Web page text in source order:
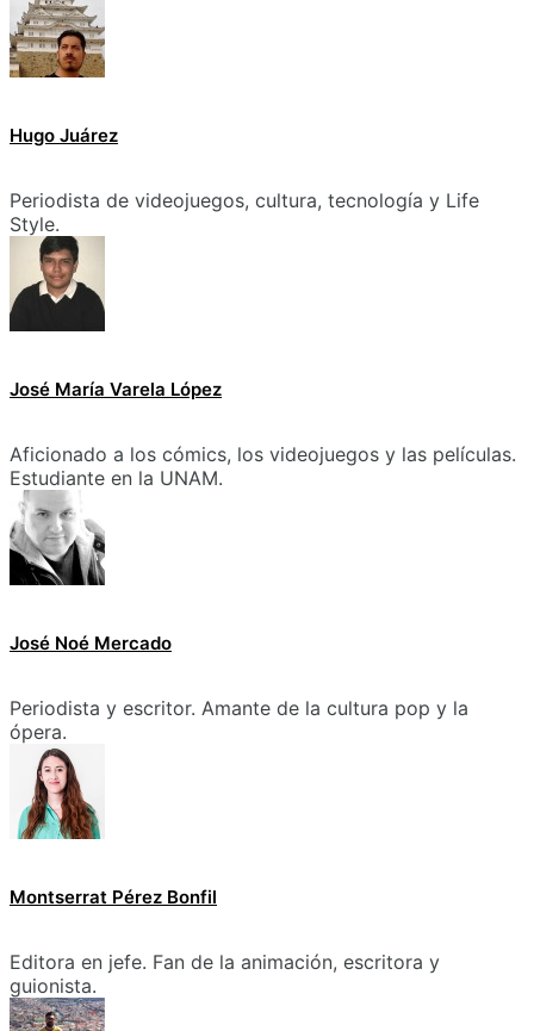
Hugo Juárez
Periodista de videojuegos, cultura, tecnología y Life
Style.
José María Varela López
Aficionado a los cómics, los videojuegos y las películas.
Estudiante en la UNAM.
José Noé Mercado
Periodista y escritor. Amante de la cultura pop y la
ópera.
Montserrat Pérez Bonfil
Editora en jefe. Fan de la animación, escritora y
guionista.